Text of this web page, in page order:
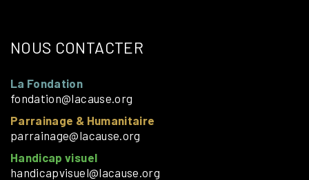
NOUS CONTACTER
La Fondation
fondation@lacause.org
Parrainage & Humanitaire
parrainage@lacause.org
Handicap visuel
handicapvisuel@lacause.org